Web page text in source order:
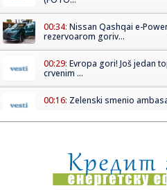
00:34: Nissan Qashqai e-
rezervoarom goriv...
00:29: Evropa gori! Još jedan
crvenim ...
00:16: Zelenski smenio
00:05:Roganović ne pomišlja
napredak...